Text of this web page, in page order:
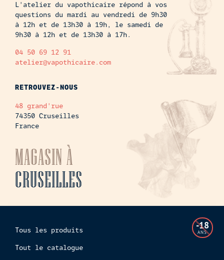
L'atelier du vapothicaire répond à vos
questions du mardi au vendredi de 9h30
à 12h et de 13h30 à 19h, le samedi de
9h30 à 12h et de 13h30 à 17h.
04 50 69 12 91
atelier@vapothicaire.com
RETROUVEZ-NOUS
48 grand'rue
74350 Cruseilles
France
MAGASIN À
CRUSEILLES
Tous les produits
Tout le catalogue
L'accès
à
-18
ANS